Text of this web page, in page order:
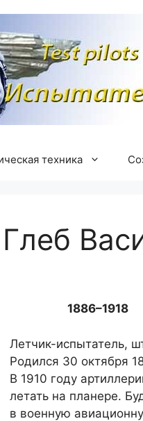
техника
1886–1918
Летчик-испытатель,
Родился 30 октября
В 1910 году
летать на планере.
в военную